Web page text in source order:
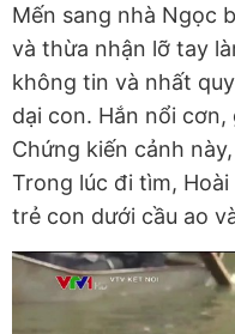
Mến sang nhà Ngọc
và thừa nhận lỡ tay
không tin và nhất
dại con. Hắn nổi
Chứng kiến cảnh
Trong lúc đi tìm,
trẻ con dưới cầu ao